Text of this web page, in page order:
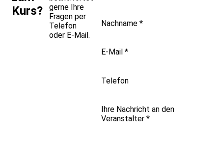
Kurs?
gerne Ihre
Fragen per
Telefon
oder E-Mail.
Nachname *
E-Mail *
Telefon
Ihre Nachricht an den
Veranstalter *